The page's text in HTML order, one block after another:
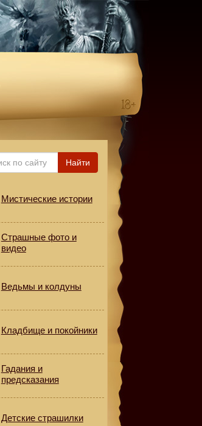
Найти
Мистические истории
Страшные фото и
видео
Ведьмы и колдуны
Кладбище и покойники
Гадания и
предсказания
Детские страшилки